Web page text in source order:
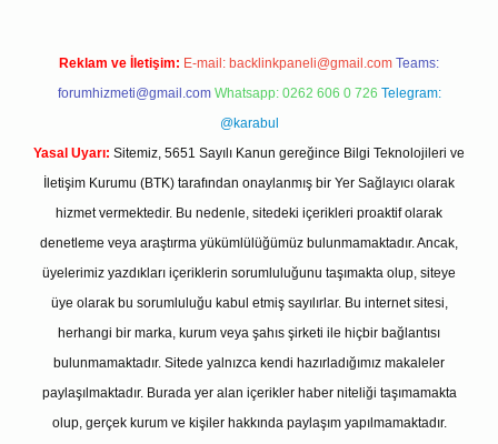
Reklam ve İletişim: E-mail: backlinkpaneli@gmail.com Teams:
forumhizmeti@gmail.com Whatsapp: 0262 606 0 726 Telegram:
@karabul
Yasal Uyarı: Sitemiz, 5651 Sayılı Kanun gereğince Bilgi Teknolojileri ve
İletişim Kurumu (BTK) tarafından onaylanmış bir Yer Sağlayıcı olarak
hizmet vermektedir. Bu nedenle, sitedeki içerikleri proaktif olarak
denetleme veya araştırma yükümlülüğümüz bulunmamaktadır. Ancak,
üyelerimiz yazdıkları içeriklerin sorumluluğunu taşımakta olup, siteye
üye olarak bu sorumluluğu kabul etmiş sayılırlar. Bu internet sitesi,
herhangi bir marka, kurum veya şahıs şirketi ile hiçbir bağlantısı
bulunmamaktadır. Sitede yalnızca kendi hazırladığımız makaleler
paylaşılmaktadır. Burada yer alan içerikler haber niteliği taşımamakta
olup, gerçek kurum ve kişiler hakkında paylaşım yapılmamaktadır.